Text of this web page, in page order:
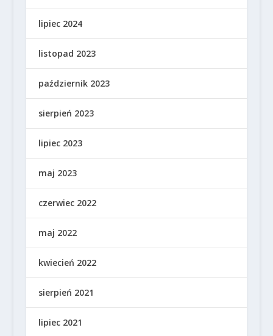
lipiec 2024
listopad 2023
październik 2023
sierpień 2023
lipiec 2023
maj 2023
czerwiec 2022
maj 2022
kwiecień 2022
sierpień 2021
lipiec 2021